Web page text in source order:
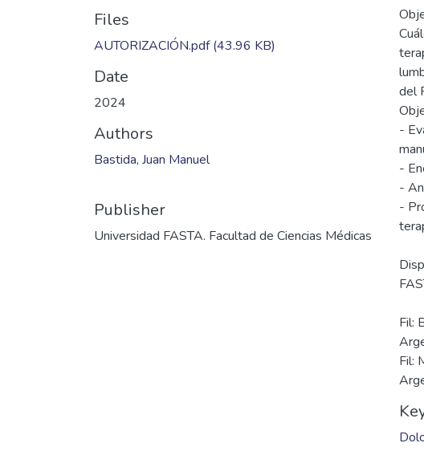
Files
AUTORIZACIÓN.pdf(43.96 KB)
del
-
-
-
-
Fil:
Fil: